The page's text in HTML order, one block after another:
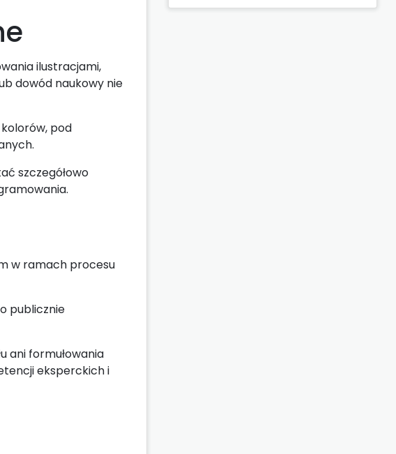
ilustracjami,
dowód naukowy nie
pod
szczegółowo
w ramach procesu
publicznie
ani formułowania
eksperckich i